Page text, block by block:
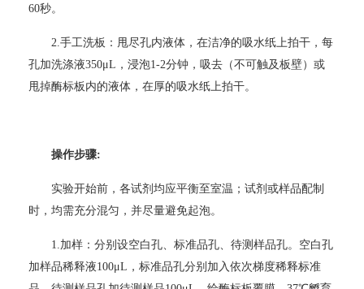
60秒。
2.手工洗板：甩尽孔内液体，在洁净的吸水纸上拍干，每
孔加洗涤液350μL，浸泡1-2分钟，吸去（不可触及板壁）或
甩掉酶标板内的液体，在厚的吸水纸上拍干。
操作步骤:
实验开始前，各试剂均应平衡至室温；试剂或样品配制
时，均需充分混匀，并尽量避免起泡。
1.加样：分别设空白孔、标准品孔、待测样品孔。空白孔
加样品稀释液100μL，标准品孔分别加入依次梯度稀释标准